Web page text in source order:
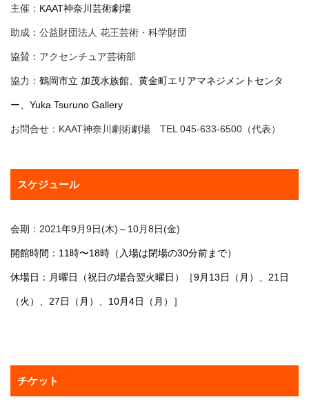
主催： KAAT神奈川芸術劇場
助成：公益財団法人 花王芸術・科学財団
協賛：アクセンチュア芸術部
協力： 鶴岡市立 加茂水族館、黄金町エリアマネジメントセンタ
ー、Yuka Tsuruno Gallery
お問合せ： KAAT神奈川劇術劇場 TEL 045-633-6500（代表）
スケジュール
会期：2021年9月9日(木)～10月8日(金)
開館時間：11時〜18時（入場は閉場の30分前まで）
休場日：月曜日（祝日の場合翌火曜日）［9月13日（月）、21日
（火）、27日（月）、10月4日（月）］
チケット